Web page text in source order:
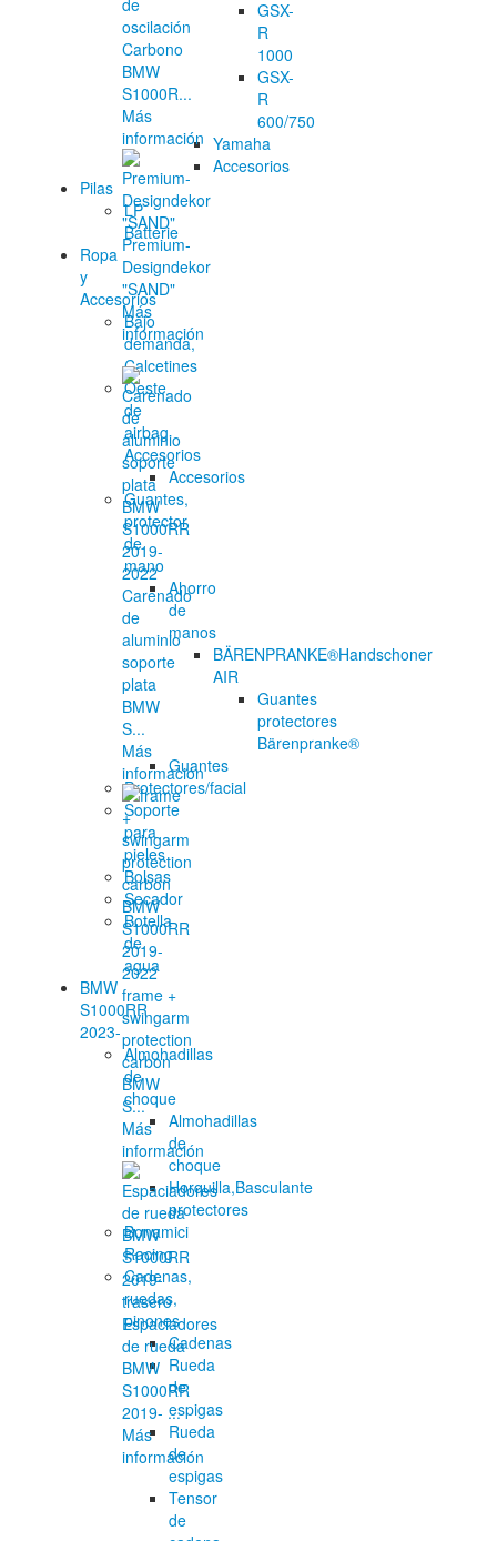
GSX-
R
1000
GSX-
R
600/750
Yamaha
Accesorios
Pilas
LP
Batterie
Ropa
y
Accesorios
Bajo
demanda,
Calcetines
Oeste
de
airbag
Accesorios
Accesorios
Guantes,
protector
de
mano
Ahorro
de
manos
BÄRENPRANKE®Handschoner
AIR
Guantes
protectores
Bärenpranke®
Guantes
Protectores/facial
Soporte
para
pieles
Bolsas
Secador
Botella
de
agua
BMW
S1000RR
2023-
Almohadillas
de
choque
Almohadillas
de
choque
Horquilla,Basculante
protectores
Bonamici
Racing
Cadenas,
ruedas,
pinones
Cadenas
Rueda
de
espigas
Rueda
de
espigas
Tensor
de
oscilación
Carbono
BMW
S1000R...
Más
información
Premium-
Designdekor
"SAND"
Más
información
Carenado
de
aluminio
soporte
plata
BMW
S...
Más
información
frame +
swingarm
protection
carbon
BMW
S...
Más
información
Espaciadores
de rueda
BMW
S1000RR
2019- ...
Más
información